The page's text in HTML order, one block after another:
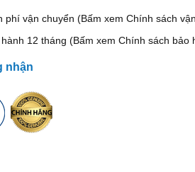
phí vận chuyển (Bấm xem Chính sách
hành 12 tháng (Bấm xem Chính sách bảo
nhận